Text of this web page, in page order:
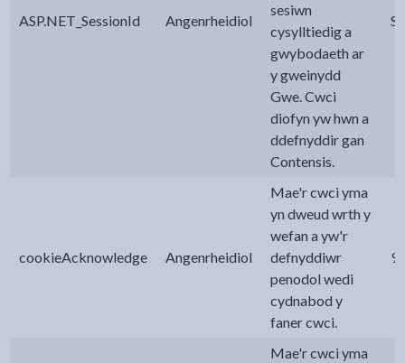
ASP.NET_SessionId Angenrheidiol
sesiwn
cysylltiedig a
gwybodaeth ar
y gweinydd
Gwe. Cwci
diofyn yw hwn a
ddefnyddir gan
Contensis.
cookieAcknowledge Angenrheidiol
Mae'r cwci yma
yn dweud wrth y
wefan a yw'r
defnyddiwr
penodol wedi
cydnabod y
faner cwci.
Mae'r cwci yma